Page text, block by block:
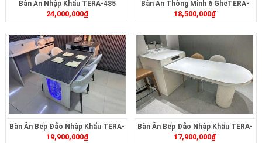
Bàn Ăn Nhập Khẩu TERA-485
24,000,000₫
Bàn Ăn Thông Minh 6 GhếTERA-
256
18,500,000₫
Bàn Ăn Bếp Đảo Nhập Khẩu TERA-
496
19,900,000₫
Bàn Ăn Bếp Đảo Nhập Khẩu TERA-
493
17,900,000₫